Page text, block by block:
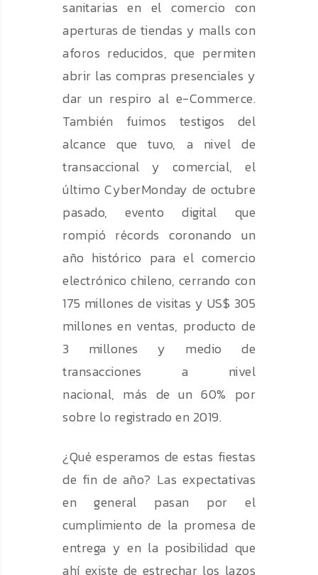
sanitarias en el comercio con
aperturas de tiendas y malls con
aforos reducidos, que permiten
abrir las compras presenciales y
dar un respiro al e-Commerce.
También fuimos testigos del
alcance que tuvo, a nivel de
transaccional y comercial, el
último CyberMonday de octubre
pasado, evento digital que
rompió récords coronando un
año histórico para el comercio
electrónico chileno, cerrando con
175 millones de visitas y US$ 305
millones en ventas, producto de
3 millones y medio de
transacciones a nivel
nacional, más de un 60% por
sobre lo registrado en 2019.
¿Qué esperamos de estas fiestas
de fin de año? Las expectativas
en general pasan por el
cumplimiento de la promesa de
entrega y en la posibilidad que
ahí existe de estrechar los lazos